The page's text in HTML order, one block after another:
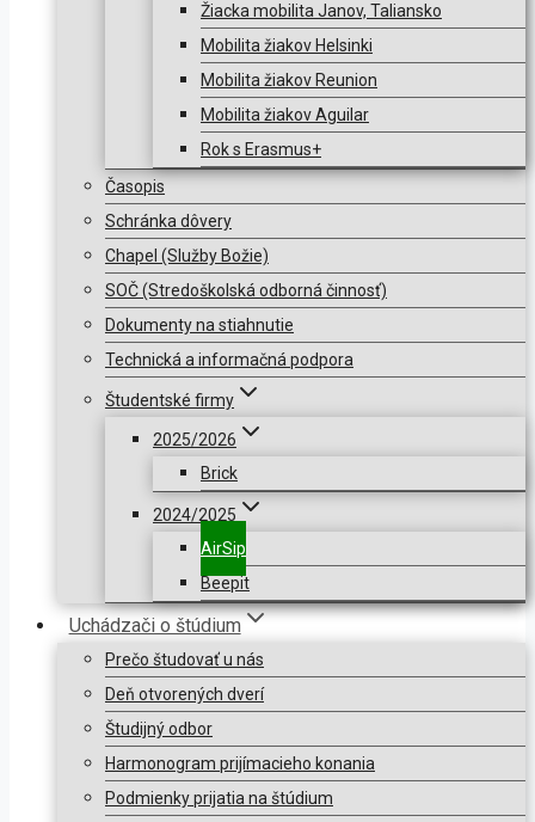
Žiacka mobilita Janov, Taliansko
Mobilita žiakov Helsinki
Mobilita žiakov Reunion
Mobilita žiakov Aguilar
Rok s Erasmus+
Časopis
Schránka dôvery
Chapel (Služby Božie)
SOČ (Stredoškolská odborná činnosť)
Dokumenty na stiahnutie
Technická a informačná podpora
Študentské firmy
2025/2026
Brick
2024/2025
AirSip
Beepit
Uchádzači o štúdium
Prečo študovať u nás
Deň otvorených dverí
Študijný odbor
Harmonogram prijímacieho konania
Podmienky prijatia na štúdium